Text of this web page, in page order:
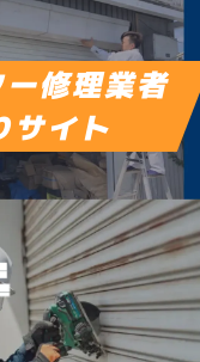
修理業者
サイト